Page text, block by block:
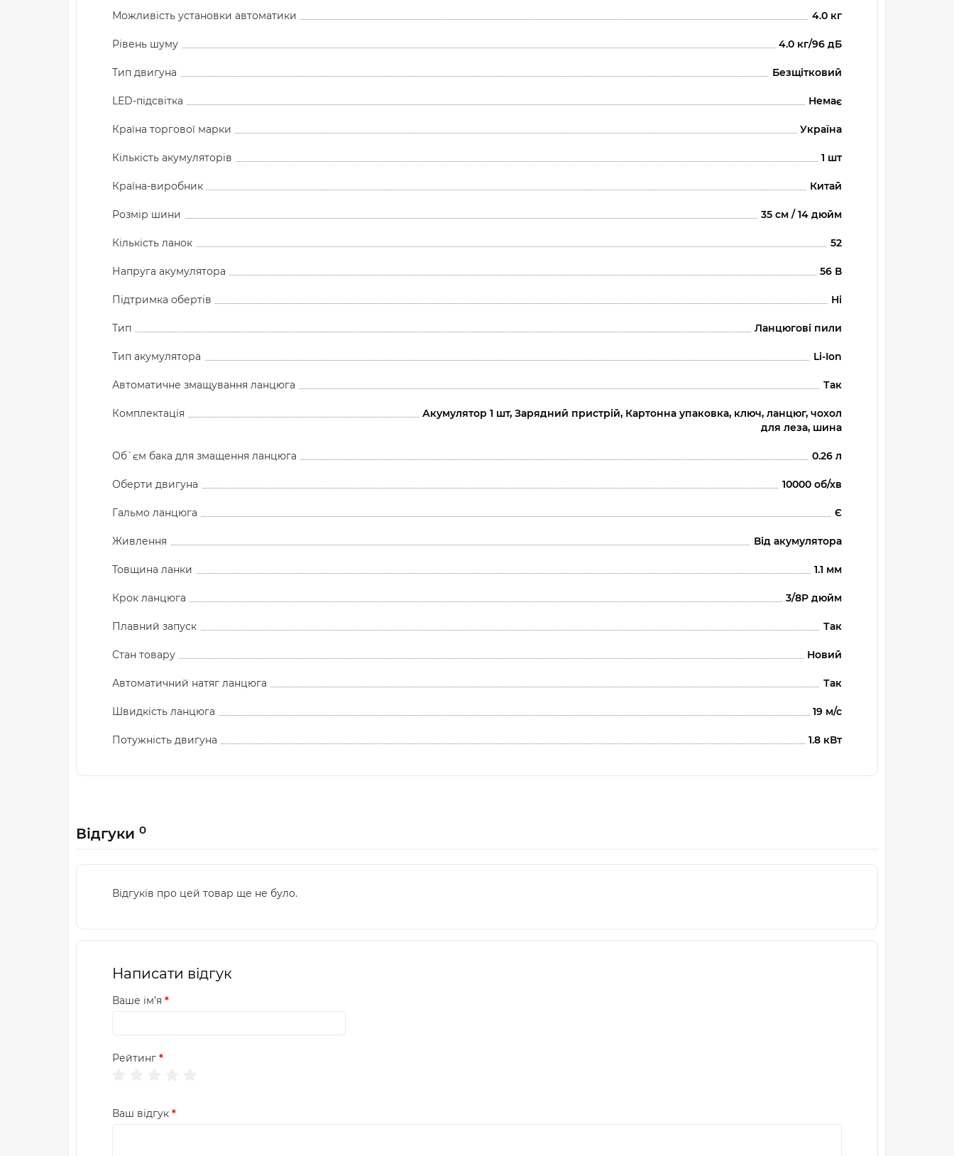
Можливість установки автоматики 4.0 кг
Рівень шуму 4.0 кг/96 дБ
Тип двигуна Безщітковий
LED-підсвітка Немає
Країна торгової марки Україна
Кількість акумуляторів 1 шт
Країна-виробник Китай
Розмір шини 35 см / 14 дюйм
Кількість ланок 52
Напруга акумулятора 56 В
Підтримка обертів Ні
Тип Ланцюгові пили
Тип акумулятора Li-Ion
Автоматичне змащування ланцюга Так
Комплектація
Акумулятор 1 шт, Зарядний пристрій, Картонна упаковка, ключ, ланцюг, чохол
для леза, шина
Об`єм бака для змащення ланцюга 0.26 л
Оберти двигуна 10000 об/хв
Гальмо ланцюга Є
Живлення Від акумулятора
Товщина ланки 1.1 мм
Крок ланцюга 3/8P дюйм
Плавний запуск Так
Стан товару Новий
Автоматичний натяг ланцюга Так
Швидкість ланцюга 19 м/с
Потужність двигуна 1.8 кВт
Відгуки 0
Відгуків про цей товар ще не було.
Написати відгук
Ваше ім’я
Рейтинг
Ваш відгук